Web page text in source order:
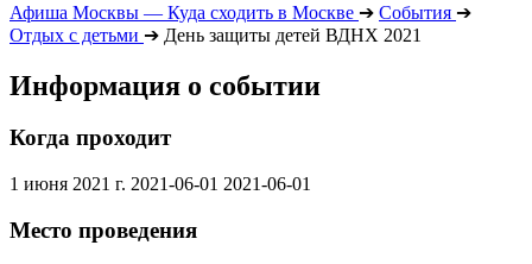
Афиша Москвы — Куда сходить в Москве ➔ События ➔
Отдых с детьми ➔ День защиты детей ВДНХ 2021
Информация о событии
Когда проходит
1 июня 2021 г. 2021-06-01 2021-06-01
Место проведения